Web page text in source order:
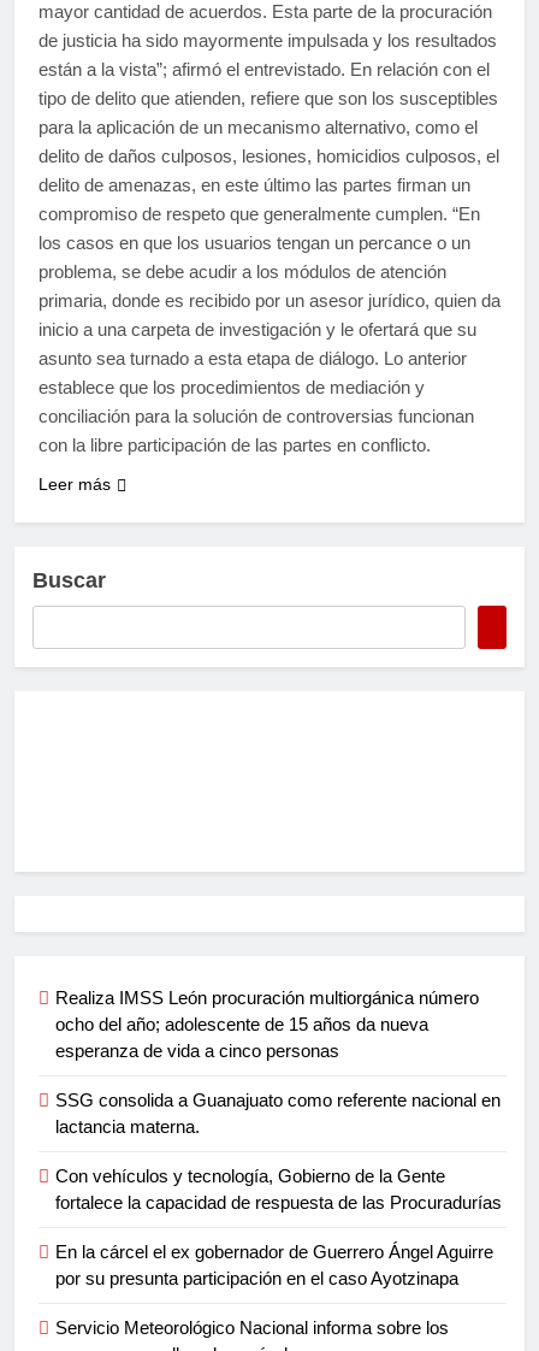
mayor cantidad de acuerdos. Esta parte de la procuración
de justicia ha sido mayormente impulsada y los resultados
están a la vista”; afirmó el entrevistado. En relación con el
tipo de delito que atienden, refiere que son los susceptibles
para la aplicación de un mecanismo alternativo, como el
delito de daños culposos, lesiones, homicidios culposos, el
delito de amenazas, en este último las partes firman un
compromiso de respeto que generalmente cumplen. “En
los casos en que los usuarios tengan un percance o un
problema, se debe acudir a los módulos de atención
primaria, donde es recibido por un asesor jurídico, quien da
inicio a una carpeta de investigación y le ofertará que su
asunto sea turnado a esta etapa de diálogo. Lo anterior
establece que los procedimientos de mediación y
conciliación para la solución de controversias funcionan
con la libre participación de las partes en conflicto.
Leer más
Buscar
Realiza IMSS León procuración multiorgánica número
ocho del año; adolescente de 15 años da nueva
esperanza de vida a cinco personas
SSG consolida a Guanajuato como referente nacional en
lactancia materna.
Con vehículos y tecnología, Gobierno de la Gente
fortalece la capacidad de respuesta de las Procuradurías
En la cárcel el ex gobernador de Guerrero Ángel Aguirre
por su presunta participación en el caso Ayotzinapa
Servicio Meteorológico Nacional informa sobre los